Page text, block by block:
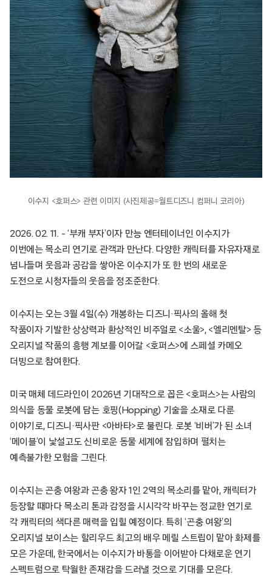
이수지 <호퍼스> 관련 이미지 (사진제공=월트디즈니 컴퍼니 코리아)
2026. 02. 11. – ‘부캐 부자’이자 만능 엔터테이너인 이수지가
이번에는 목소리 연기로 관객과 만난다. 다양한 캐릭터를 자유자재로
넘나들며 웃음과 공감을 쌓아온 이수지가 또 한 번의 새로운
도전으로 시청자들의 웃음을 정조준한다.
이수지는 오는 3월 4일(수) 개봉하는 디즈니·픽사의 올해 첫
작품이자 기발한 상상력과 환상적인 비주얼로 <소울>, <엘리멘탈> 등
오리지널 작품의 흥행 계보를 이어갈 <호퍼스>에 스페셜 카메오
더빙으로 참여한다.
미국 매체 데드라인이 2026년 기대작으로 꼽은 <호퍼스>는 사람의
의식을 동물 로봇에 담는 호핑(Hopping) 기술을 소재로 다룬
이야기로, 디즈니·픽사판 <아바타>로 불린다. 로봇 ‘비버’가 된 소녀
‘메이블’이 낯설고도 신비로운 동물 세계에 잠입하며 펼치는
예측불가한 모험을 그린다.
이수지는 곤충 여왕과 곤충 왕자 1인 2역의 목소리를 맡아, 캐릭터가
등장할 때마다 목소리 톤과 감정을 시시각각 바꾸는 정교한 연기로
각 캐릭터의 색다른 매력을 입힐 예정이다. 특히 ‘곤충 여왕’의
오리지널 보이스는 할리우드 최고의 배우 메릴 스트립이 맡아 화제를
모은 가운데, 한국에서는 이수지가 바통을 이어받아 다채로운 연기
스펙트럼으로 탁월한 존재감을 드러낼 것으로 기대를 모은다.